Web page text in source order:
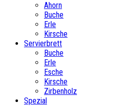
Ahorn
Buche
Erle
Kirsche
Servierbrett
Buche
Erle
Esche
Kirsche
Zirbenholz
Spezial